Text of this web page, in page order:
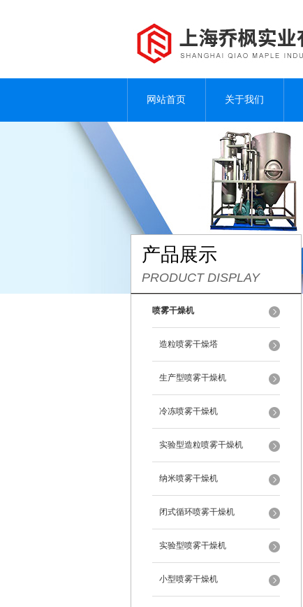
网站首页 关于我们
产品展示
PRODUCT DISPLAY
喷雾干燥机
造粒喷雾干燥塔
生产型喷雾干燥机
冷冻喷雾干燥机
实验型造粒喷雾干燥机
纳米喷雾干燥机
闭式循环喷雾干燥机
实验型喷雾干燥机
小型喷雾干燥机